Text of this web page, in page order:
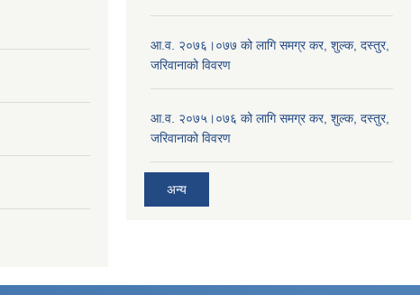
आ.व. २०७६।०७७ को लागि समग्र कर, शुल्क, दस्तुर,
जरिवानाको विवरण
आ.व. २०७५।०७६ को लागि समग्र कर, शुल्क, दस्तुर,
जरिवानाको विवरण
अन्य